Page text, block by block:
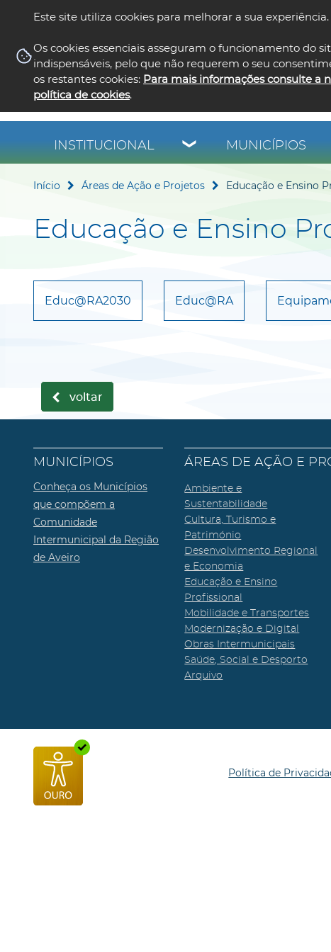
Este site utiliza cookies para melhorar a sua experiência.
Os cookies essenciais asseguram o funcionamento do
indispensáveis, pelo que não requerem o seu
os restantes cookies: Para mais informações consulte a
política de cookies.
INSTITUCIONAL MUNICÍPIOS
Início Áreas de Ação e Projetos Educação e Ensino
Educação e Ensino
Educ@RA2030 Educ@RA
voltar
MUNICÍPIOS
Conheça os Municípios
que compõem a
Comunidade
Intermunicipal da Região
de Aveiro
ÁREAS DE AÇÃO E
Ambiente e
Sustentabilidade
Cultura, Turismo e
Património
Desenvolvimento Regional
e Economia
Educação e Ensino
Profissional
Mobilidade e Transportes
Modernização e Digital
Obras Intermunicipais
Saúde, Social e Desporto
Arquivo
Política de